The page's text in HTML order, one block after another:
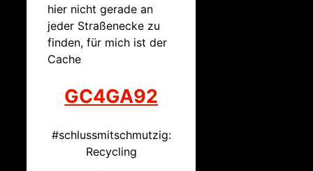
hier nicht gerade an
jeder Straßenecke zu
finden, für mich ist der
Cache
GC4GA92
#schlussmitschmutzig:
Recycling